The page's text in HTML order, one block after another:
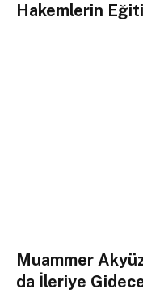
Hakemlerin
Muammer
da İleriye